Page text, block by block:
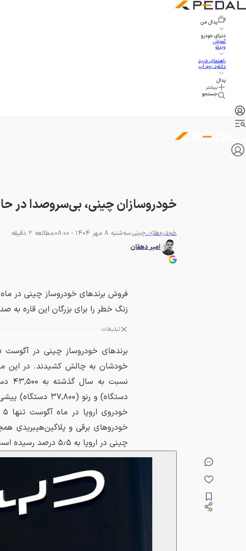
پدال من
دنیای خودرو
آموزش
ویدئو
راهنمای خرید
دانلود زوم اپ
پدال
بیشتر
جستجو
خودروسازان چینی، بی‌سروصدا در حال
خودروهای چینیسه‌شنبه 8 مهر 1404 - 08:00
مطالعه 2 دقیقه
امیر دهقان
فروش برندهای خودروساز چینی در
زنگ خطر را برای بزرگان این قاره به
تبلیغات
دستگاه) و رنو
خودروهای برقی و پلاگین‌هیبریدی
چینی در اروپا به ۵٫۵ درصد رسیده است.